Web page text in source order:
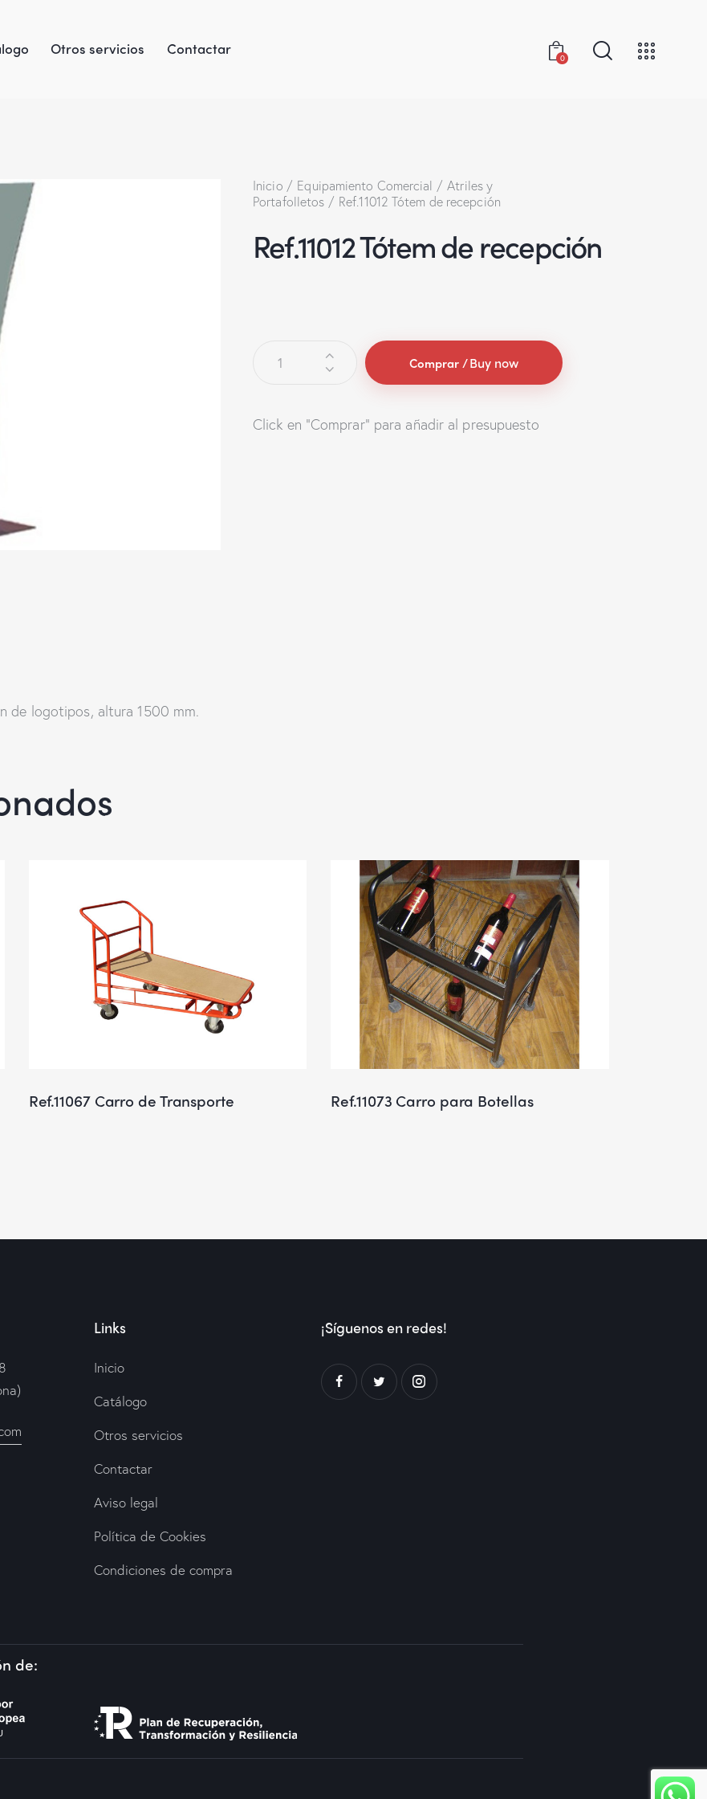
Otros servicios Contactar
0
Inicio Equipamiento Comercial
Atriles y
Portafolletos
Ref.11012 Tótem de recepción
Ref.11012 Tótem de recepción
Buy now
Click en "Comprar" para añadir al presupuesto
de logotipos, altura 1500 mm.
Ref.11067 Carro de Transporte Ref.11073 Carro para Botellas
Links
Inicio
Catálogo
Otros servicios
Contactar
Aviso legal
Política de Cookies
Condiciones de compra
¡Síguenos en redes!
de: